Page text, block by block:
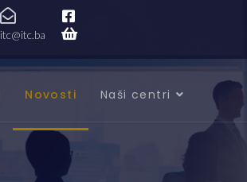
itc@itc.ba
Novosti Naši centri